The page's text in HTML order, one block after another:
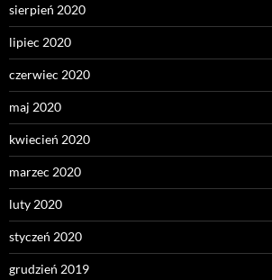
sierpień 2020
lipiec 2020
czerwiec 2020
maj 2020
kwiecień 2020
marzec 2020
luty 2020
styczeń 2020
grudzień 2019